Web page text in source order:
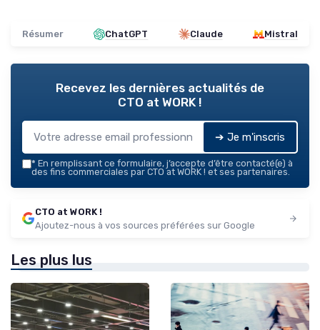
Résumer ChatGPT Claude Mistral
Recevez les dernières actualités de
CTO at WORK !
➔ Je m'inscris
* En remplissant ce formulaire, j’accepte d’être contacté(e) à
des fins commerciales par CTO at WORK ! et ses partenaires.
CTO at WORK !
Ajoutez-nous à vos sources préférées sur Google
Les plus lus